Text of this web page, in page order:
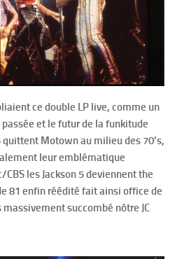
ce double LP live, comme un
et le futur de la funkitude
quittent Motown au milieu des 70’s,
leur emblématique
les Jackson 5 deviennent the
81 enfin réédité fait ainsi office de
succombé nôtre JC